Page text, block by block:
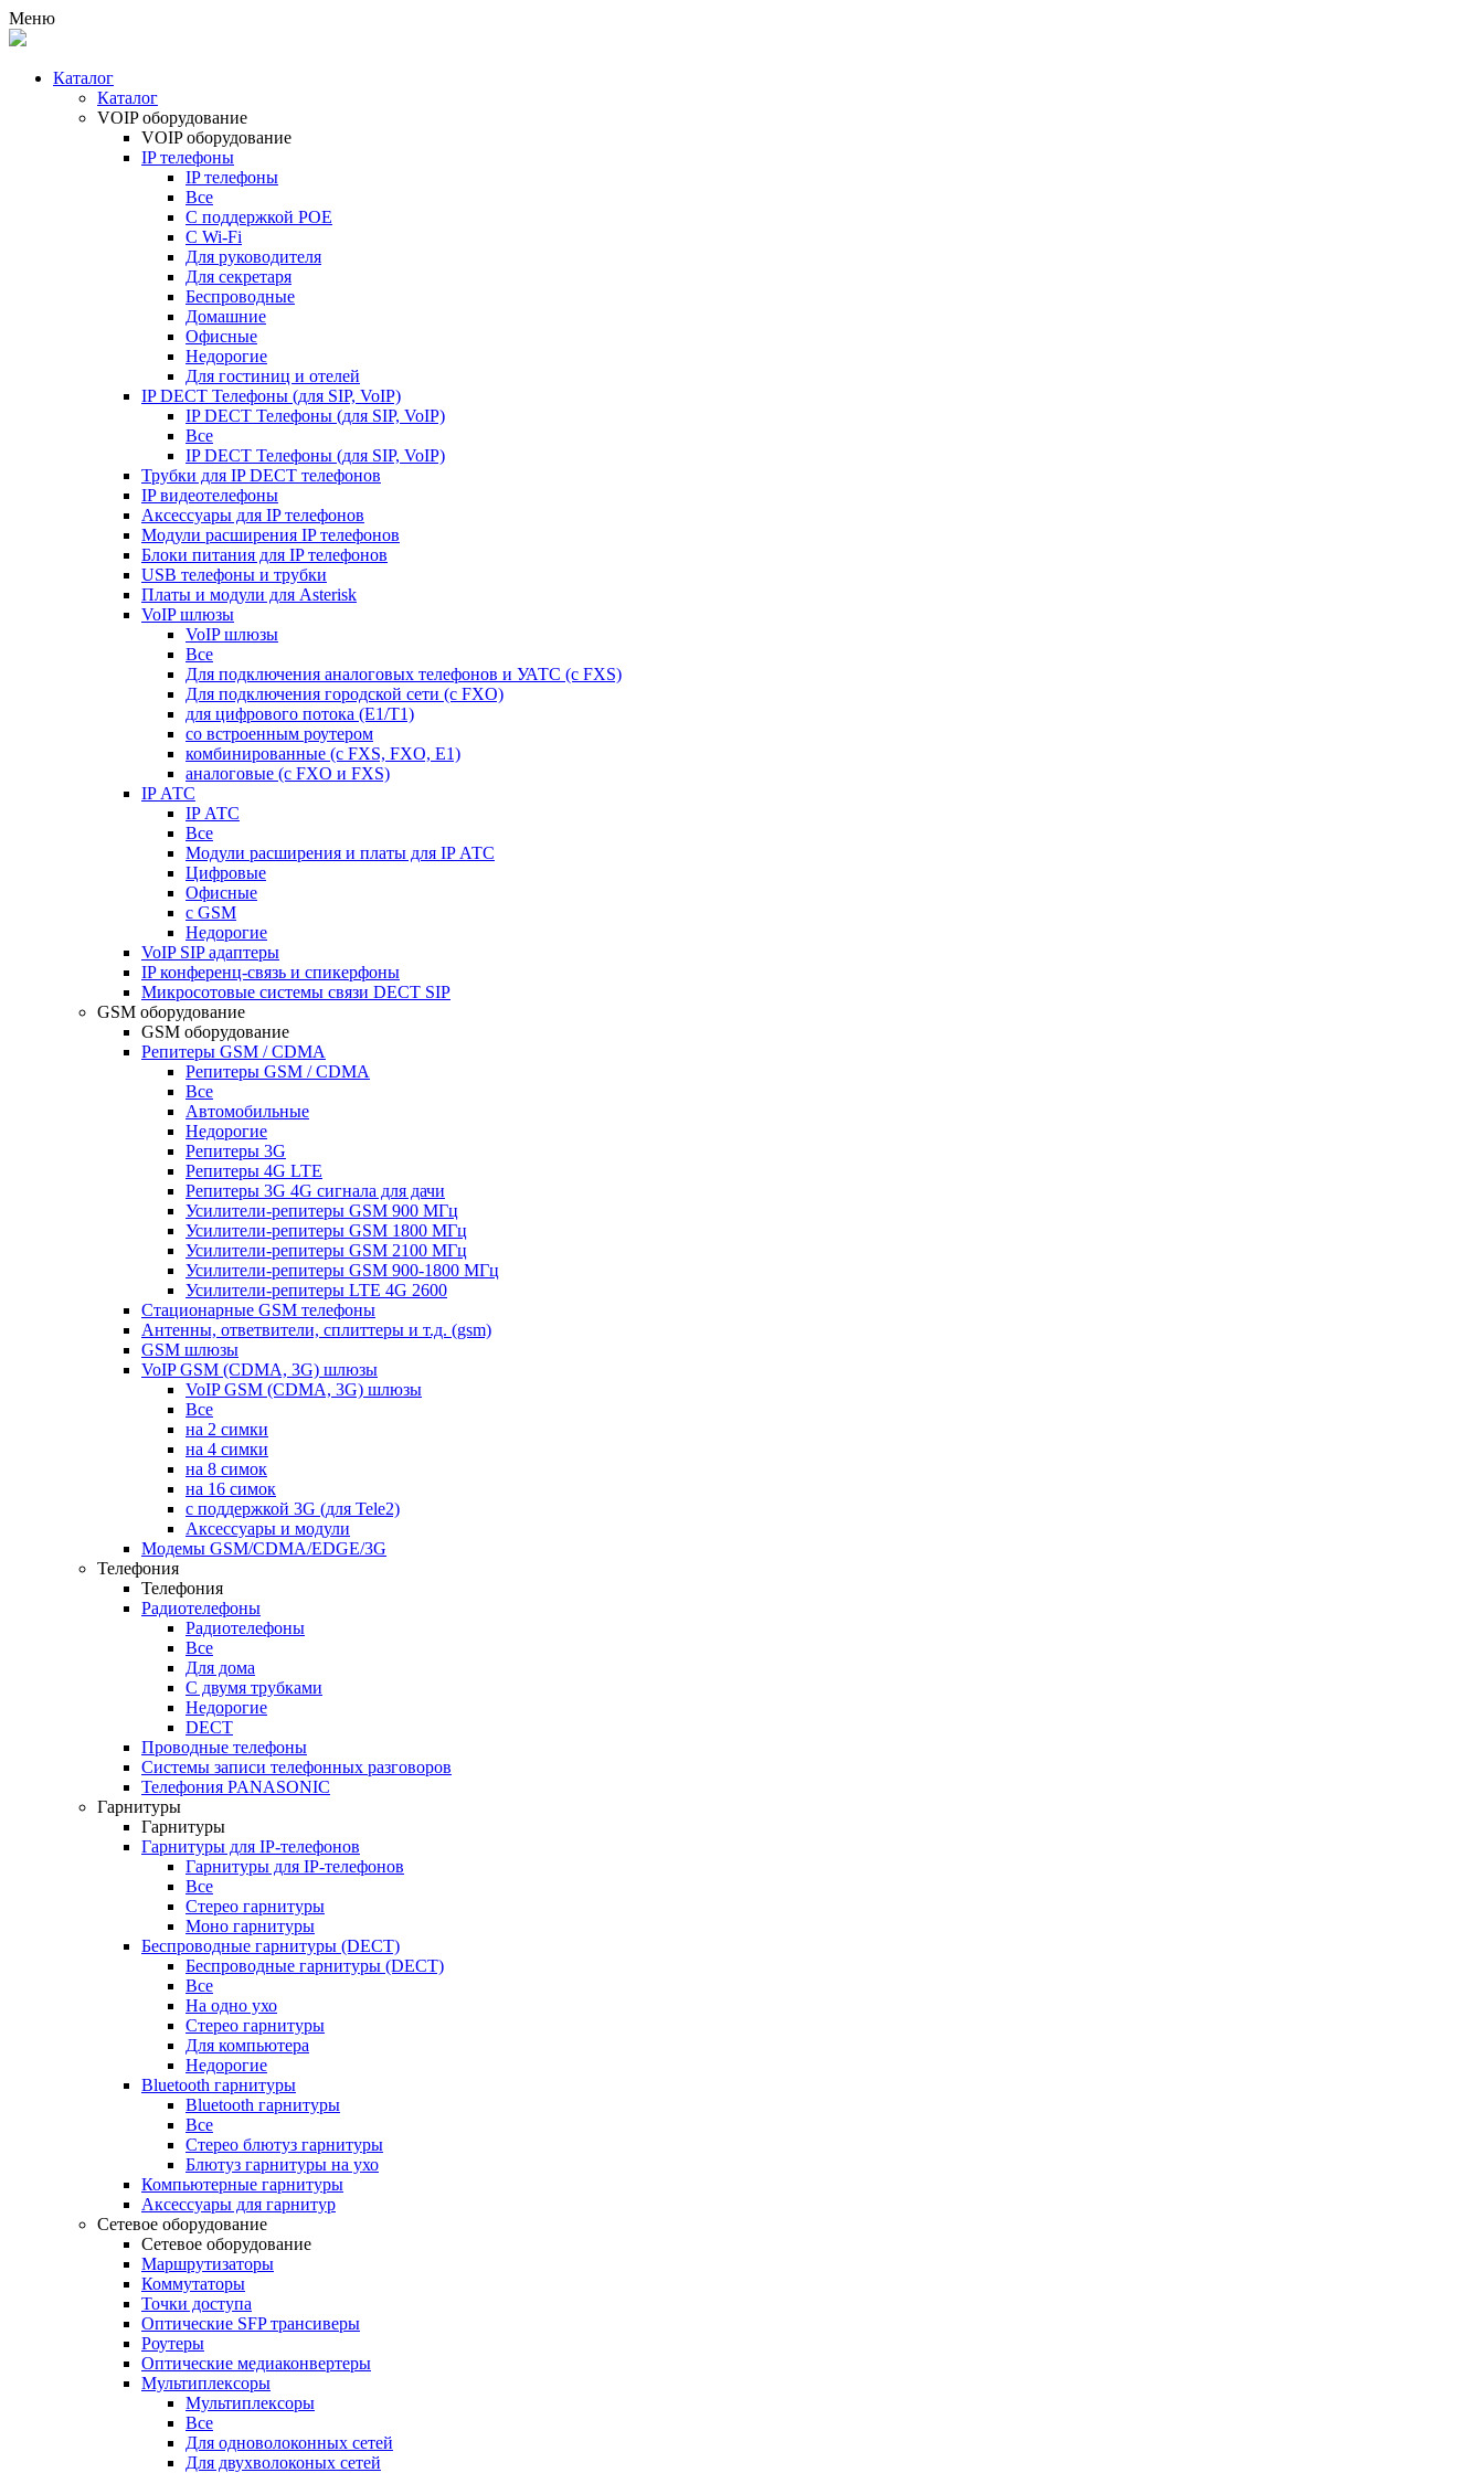
Меню
Каталог
Каталог
VOIP оборудование
VOIP оборудование
IP телефоны
IP телефоны
Все
С поддержкой POE
C Wi-Fi
Для руководителя
Для секретаря
Беспроводные
Домашние
Офисные
Недорогие
Для гостиниц и отелей
IP DECT Телефоны (для SIP, VoIP)
IP DECT Телефоны (для SIP, VoIP)
Все
IP DECT Телефоны (для SIP, VoIP)
Трубки для IP DECT телефонов
IP видеотелефоны
Аксессуары для IP телефонов
Модули расширения IP телефонов
Блоки питания для IP телефонов
USB телефоны и трубки
Платы и модули для Asterisk
VoIP шлюзы
VoIP шлюзы
Все
Для подключения аналоговых телефонов и УАТС (с FXS)
Для подключения городской сети (с FXO)
для цифрового потока (E1/T1)
со встроенным роутером
комбинированные (c FXS, FXO, E1)
аналоговые (с FXO и FXS)
IP АТС
IP АТС
Все
Модули расширения и платы для IP АТС
Цифровые
Офисные
с GSM
Недорогие
VoIP SIP адаптеры
IP конференц-связь и спикерфоны
Микросотовые системы связи DECT SIP
GSM оборудование
GSM оборудование
Репитеры GSM / CDMA
Репитеры GSM / CDMA
Все
Автомобильные
Недорогие
Репитеры 3G
Репитеры 4G LTE
Репитеры 3G 4G сигнала для дачи
Усилители-репитеры GSM 900 МГц
Усилители-репитеры GSM 1800 МГц
Усилители-репитеры GSM 2100 МГц
Усилители-репитеры GSM 900-1800 МГц
Усилители-репитеры LTE 4G 2600
Стационарные GSM телефоны
Антенны, ответвители, сплиттеры и т.д. (gsm)
GSM шлюзы
VoIP GSM (CDMA, 3G) шлюзы
VoIP GSM (CDMA, 3G) шлюзы
Все
на 2 симки
на 4 симки
на 8 симок
на 16 симок
с поддержкой 3G (для Tele2)
Аксессуары и модули
Модемы GSM/CDMA/EDGE/3G
Телефония
Телефония
Радиотелефоны
Радиотелефоны
Все
Для дома
С двумя трубками
Недорогие
DECT
Проводные телефоны
Системы записи телефонных разговоров
Телефония PANASONIC
Гарнитуры
Гарнитуры
Гарнитуры для IP-телефонов
Гарнитуры для IP-телефонов
Все
Стерео гарнитуры
Моно гарнитуры
Беспроводные гарнитуры (DECT)
Беспроводные гарнитуры (DECT)
Все
На одно ухо
Стерео гарнитуры
Для компьютера
Недорогие
Bluetooth гарнитуры
Bluetooth гарнитуры
Все
Стерео блютуз гарнитуры
Блютуз гарнитуры на ухо
Компьютерные гарнитуры
Аксессуары для гарнитур
Сетевое оборудование
Сетевое оборудование
Маршрутизаторы
Коммутаторы
Точки доступа
Оптические SFP трансиверы
Роутеры
Оптические медиаконвертеры
Мультиплексоры
Мультиплексоры
Все
Для одноволоконных сетей
Для двухволоконых сетей